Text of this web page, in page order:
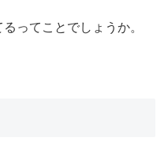
ってことでしょうか。